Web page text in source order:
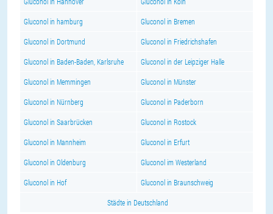
Gluconol in hamburg Gluconol in Bremen
Gluconol in Dortmund Gluconol in Friedrichshafen
Gluconol in Baden-Baden, Karlsruhe Gluconol in der Leipziger Halle
Gluconol in Memmingen Gluconol in Münster
Gluconol in Nürnberg Gluconol in Paderborn
Gluconol in Saarbrücken Gluconol in Rostock
Gluconol in Mannheim Gluconol in Erfurt
Gluconol in Oldenburg Gluconol im Westerland
Gluconol in Hof Gluconol in Braunschweig
Städte in Deutschland